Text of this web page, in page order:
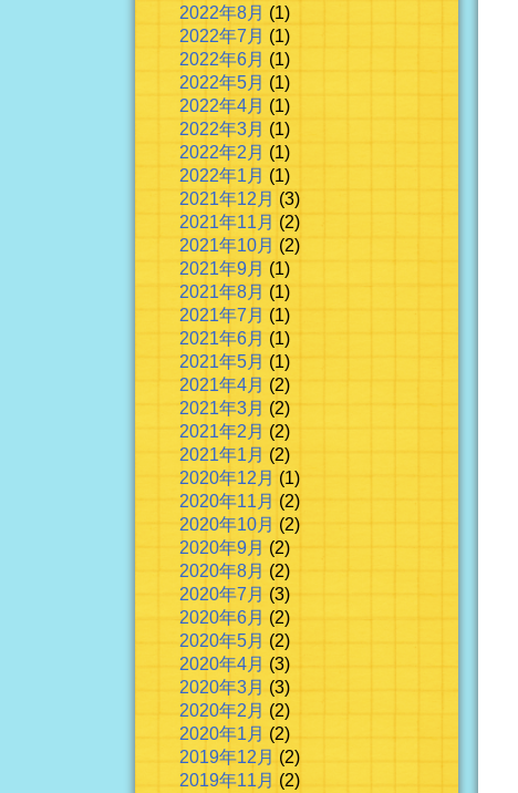
2022年8月 (1)
2022年7月 (1)
2022年6月 (1)
2022年5月 (1)
2022年4月 (1)
2022年3月 (1)
2022年2月 (1)
2022年1月 (1)
2021年12月 (3)
2021年11月 (2)
2021年10月 (2)
2021年9月 (1)
2021年8月 (1)
2021年7月 (1)
2021年6月 (1)
2021年5月 (1)
2021年4月 (2)
2021年3月 (2)
2021年2月 (2)
2021年1月 (2)
2020年12月 (1)
2020年11月 (2)
2020年10月 (2)
2020年9月 (2)
2020年8月 (2)
2020年7月 (3)
2020年6月 (2)
2020年5月 (2)
2020年4月 (3)
2020年3月 (3)
2020年2月 (2)
2020年1月 (2)
2019年12月 (2)
2019年11月 (2)